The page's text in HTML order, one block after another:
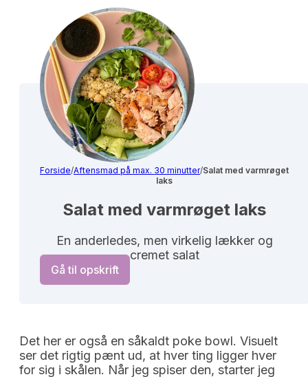
Forside/Aftensmad på max. 30 minutter/Salat med varmrøget
laks
Salat med varmrøget laks
En anderledes, men virkelig lækker og
cremet salat
Gå til opskrift
Det her er også en såkaldt poke bowl. Visuelt
ser det rigtig pænt ud, at hver ting ligger hver
for sig i skålen. Når jeg spiser den, starter jeg